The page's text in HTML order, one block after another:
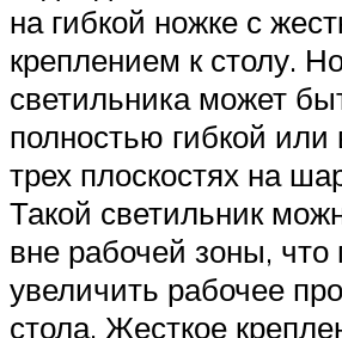
на гибкой ножке с
креплением к столу.
светильника может
полностью гибкой или
трех плоскостях на
Такой светильник
вне рабочей зоны, что
увеличить рабочее
стола. Жесткое